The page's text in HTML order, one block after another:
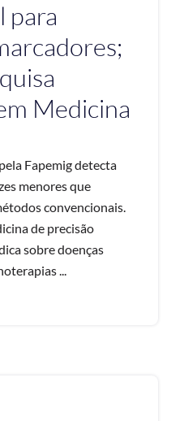
para
Medicina
Fapemig detecta
menores que
convencionais.
de precisão
sobre doenças
...